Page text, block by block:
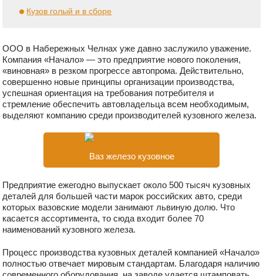
Кузов голый и в сборе
ООО в Набережных Челнах уже давно заслужило уважение.
Компания «Начало» — это предприятие нового поколения,
«виновная» в резком прогрессе автопрома. Действительно,
совершенно новые принципы организации производства,
успешная ориентация на требования потребителя и
стремление обеспечить автовладельца всем необходимым,
выделяют компанию среди производителей кузовного железа.
Ваз железо кузовное
Предприятие ежегодно выпускает около 500 тысяч кузовных
деталей для большей части марок российских авто, среди
которых вазовские модели занимают львиную долю. Что
касается ассортимента, то сюда входит более 70
наименований кузовного железа.
Процесс производства кузовных деталей компанией «Начало»
полностью отвечает мировым стандартам. Благодаря наличию